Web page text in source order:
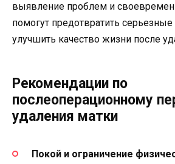
выявление проблем и
помогут предотвратить
улучшить качество жизни после
Рекомендации по
послеоперационному
удаления матки
Покой и ограничение